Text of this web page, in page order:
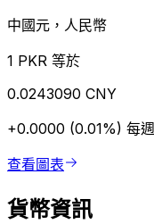
中國元，人民幣
1 PKR 等於
0.0243090 CNY
+0.0000 (0.01%) 每週
查看圖表
貨幣資訊